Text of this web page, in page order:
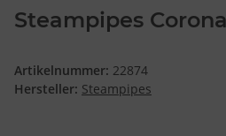
Steampipes
Artikelnummer: 22874
Hersteller: Steampipes